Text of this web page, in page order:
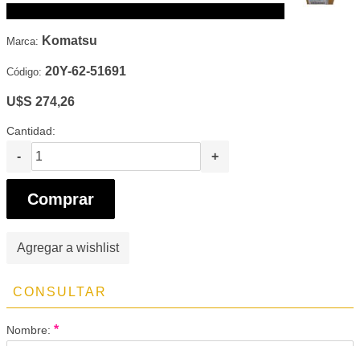
Marca: Komatsu
Código: 20Y-62-51691
U$S 274,26
Cantidad:
- +
Comprar
Agregar a wishlist
CONSULTAR
Nombre: *